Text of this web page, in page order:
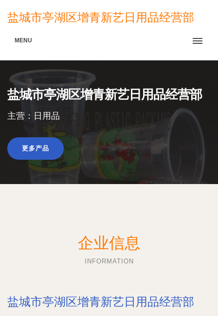
盐城市亭湖区增青新艺日用品经营部
MENU
盐城市亭湖区增青新艺日用品经营部
主营：日用品
更多产品
企业信息
INFORMATION
盐城市亭湖区增青新艺日用品经营部